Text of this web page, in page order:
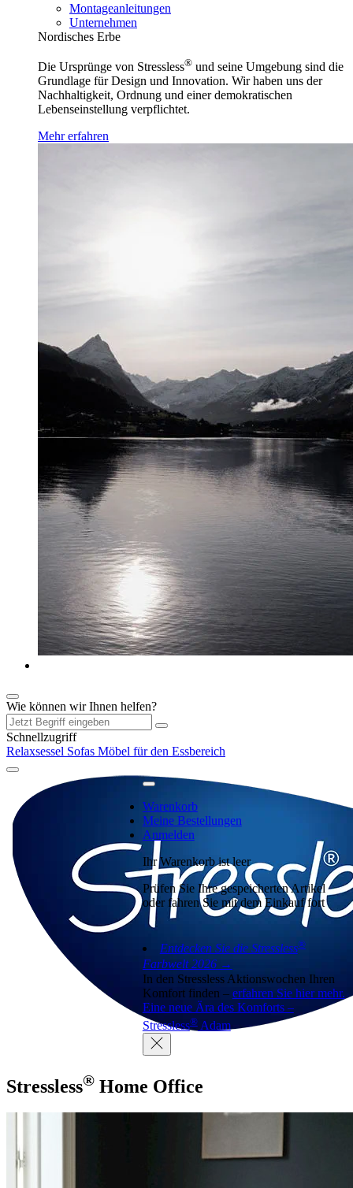
Montageanleitungen
Unternehmen
Nordisches Erbe
Die Ursprünge von Stressless® und seine Umgebung sind die
Grundlage für Design und Innovation. Wir haben uns der
Nachhaltigkeit, Ordnung und einer demokratischen
Lebenseinstellung verpflichtet.
Mehr erfahren
Wie können wir Ihnen helfen?
Schnellzugriff
Relaxsessel Sofas Möbel für den Essbereich
Warenkorb
Meine Bestellungen
Anmelden
Ihr Warenkorb ist leer
Prüfen Sie Ihre gespeicherten Artikel
oder fahren Sie mit dem Einkauf fort
Entdecken Sie die Stressless®
Farbwelt 2026 →
In den Stressless Aktionswochen Ihren
Komfort finden – erfahren Sie hier mehr.
Eine neue Ära des Komforts –
Stressless®Adam
Stressless® Home Office